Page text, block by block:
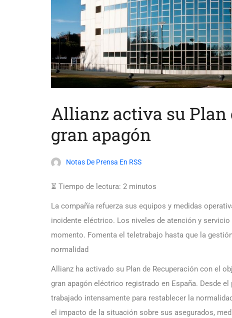
Allianz activa su Plan
gran apagón
Notas De Prensa En RSS
⏳ Tiempo de lectura: 2 minutos
La compañía refuerza sus equipos y medidas
incidente eléctrico. Los niveles de atención y
momento. Fomenta el teletrabajo hasta que la
normalidad
Allianz ha activado su Plan de Recuperación con el
gran apagón eléctrico registrado en España. Desde
trabajado intensamente para restablecer la
el impacto de la situación sobre sus asegurados,